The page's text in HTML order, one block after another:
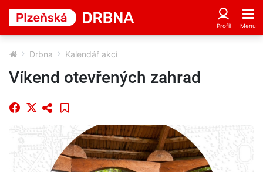
Drbna Kalendář akcí
Víkend otevřených zahrad